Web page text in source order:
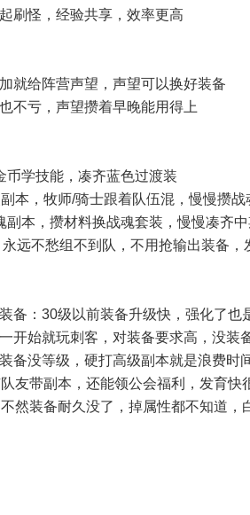
刷怪，经验共享，效率更高
就给阵营声望，声望可以换好装备
不亏，声望攒着早晚能用得上
币学技能，凑齐蓝色过渡装
本，牧师/骑士跟着队伍混，慢慢攒战
副本，攒材料换战魂套装，慢慢凑齐
远不愁组不到队，不用抢输出装备，
备：30级以前装备升级快，强化了也
开始就玩刺客，对装备要求高，没装
备没等级，硬打高级副本就是浪费时
友带副本，还能领公会福利，发育快
然装备耐久没了，掉属性都不知道，